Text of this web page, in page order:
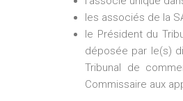
les associés de la
le Président du
déposée par le(s)
Tribunal de
Commissaire aux